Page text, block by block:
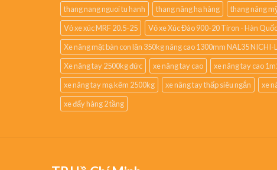
thang nang nguoi tu hanh
thang nâng hạ hàng thang nâng
Vỏ xe xúc MRF 20.5-25
Vỏ xe Xúc Đào 900-20 Tiron - Hàn Quốc
Xe nâng mặt bàn con lăn 350kg nâng cao 1300mm NAL35 NICHI-
Xe nâng tay 2500kg đức
xe nâng tay cao xe nâng tay cao
xe nâng tay mạ kẽm 2500kg
xe nâng tay thấp siêu ngắn xe
xe đẩy hàng 2 tầng